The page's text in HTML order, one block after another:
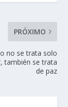
PRÓXIMO
no se trata solo
también se trata
de paz